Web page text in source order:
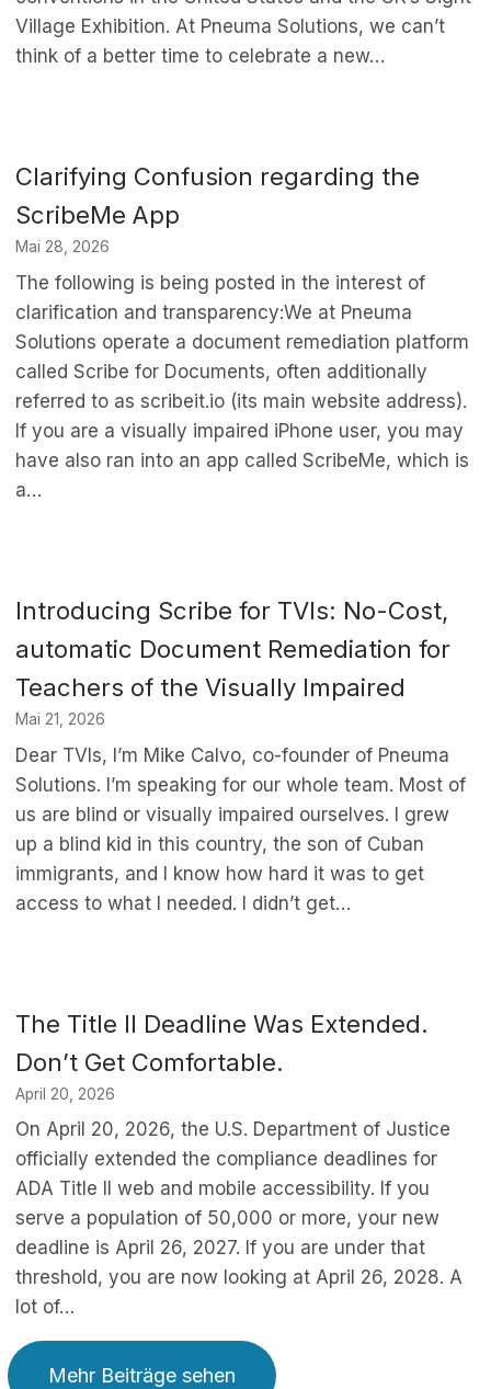
Village Exhibition. At Pneuma Solutions, we can’t
think of a better time to celebrate a new…
Clarifying Confusion regarding the
ScribeMe App
Mai 28, 2026
The following is being posted in the interest of
clarification and transparency:We at Pneuma
Solutions operate a document remediation platform
called Scribe for Documents, often additionally
referred to as scribeit.io (its main website address).
If you are a visually impaired iPhone user, you may
have also ran into an app called ScribeMe, which is
a…
Introducing Scribe for TVIs: No-Cost,
automatic Document Remediation for
Teachers of the Visually Impaired
Mai 21, 2026
Dear TVIs, I’m Mike Calvo, co-founder of Pneuma
Solutions. I’m speaking for our whole team. Most of
us are blind or visually impaired ourselves. I grew
up a blind kid in this country, the son of Cuban
immigrants, and I know how hard it was to get
access to what I needed. I didn’t get…
The Title II Deadline Was Extended.
Don’t Get Comfortable.
April 20, 2026
On April 20, 2026, the U.S. Department of Justice
officially extended the compliance deadlines for
ADA Title II web and mobile accessibility. If you
serve a population of 50,000 or more, your new
deadline is April 26, 2027. If you are under that
threshold, you are now looking at April 26, 2028. A
lot of…
Mehr Beiträge sehen